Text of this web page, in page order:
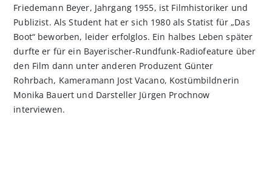
Friedemann Beyer, Jahrgang 1955, ist Filmhistoriker und
Publizist. Als Student hat er sich 1980 als Statist für „Das
Boot“ beworben, leider erfolglos. Ein halbes Leben später
durfte er für ein Bayerischer-Rundfunk-Radiofeature über
den Film dann unter anderen Produzent Günter
Rohrbach, Kameramann Jost Vacano, Kostümbildnerin
Monika Bauert und Darsteller ­Jürgen Prochnow
interviewen.